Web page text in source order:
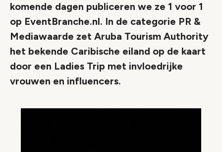
komende dagen publiceren we ze 1 voor 1
op EventBranche.nl. In de categorie PR &
Mediawaarde zet Aruba Tourism Authority
het bekende Caribische eiland op de kaart
door een Ladies Trip met invloedrijke
vrouwen en influencers.